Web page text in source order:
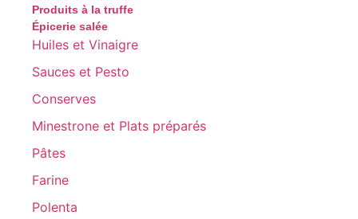
Produits à la truffe
Épicerie salée
Huiles et Vinaigre
Sauces et Pesto
Conserves
Minestrone et Plats préparés
Pâtes
Farine
Polenta